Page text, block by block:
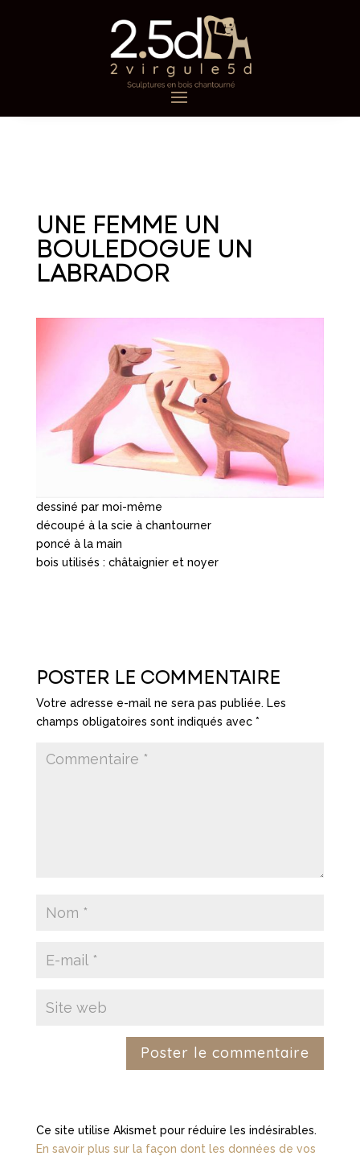
UNE FEMME UN
BOULEDOGUE UN
LABRADOR
dessiné par moi-même
découpé à la scie à chantourner
poncé à la main
bois utilisés : châtaignier et noyer
POSTER LE COMMENTAIRE
Votre adresse e-mail ne sera pas publiée. Les
champs obligatoires sont indiqués avec *
Ce site utilise Akismet pour réduire les indésirables.
En savoir plus sur la façon dont les données de vos